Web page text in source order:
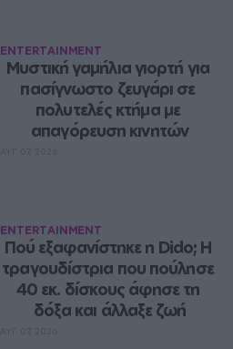
ENTERTAINMENT
Μυστική γαμήλια γιορτή για
πασίγνωστο ζευγάρι σε
πολυτελές κτήμα με
απαγόρευση κινητών
ENTERTAINMENT
Πού εξαφανίστηκε η Dido; Η
τραγουδίστρια που πούλησε
40 εκ. δίσκους άφησε τη
δόξα και άλλαξε ζωή